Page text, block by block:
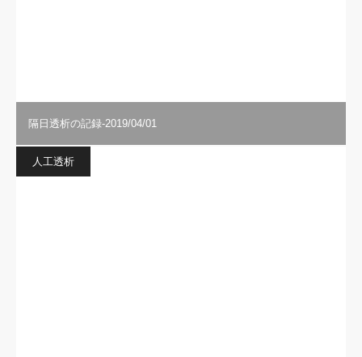
隔日透析の記録-2019/04/01
人工透析